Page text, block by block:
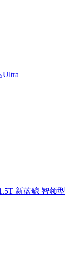
Ultra
新蓝鲸 智领型